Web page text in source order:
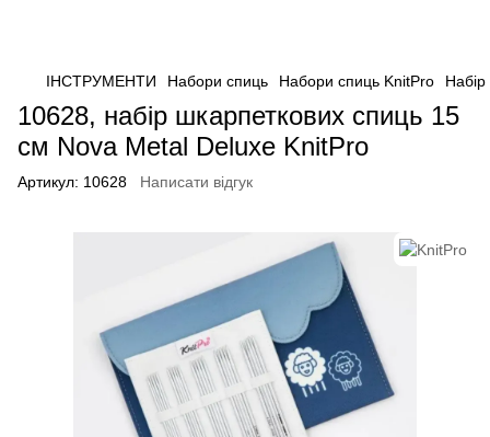
ІНСТРУМЕНТИ Набори спиць Набори спиць KnitPro
10628, набір шкарпеткових спиць 15
см Nova Metal Deluxe KnitPro
Артикул: 10628 Написати відгук